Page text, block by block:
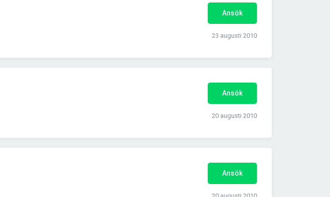
Ansök
23 augusti 2010
Ansök
20 augusti 2010
Ansök